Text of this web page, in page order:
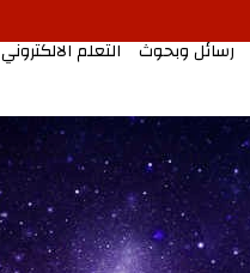
رسائل وبحوث التعلم الالكتروني